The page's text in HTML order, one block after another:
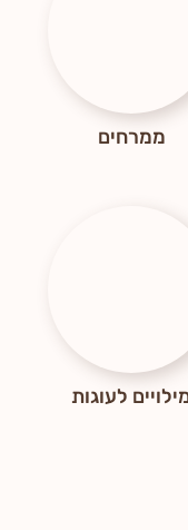
ממרחים
לעוגות